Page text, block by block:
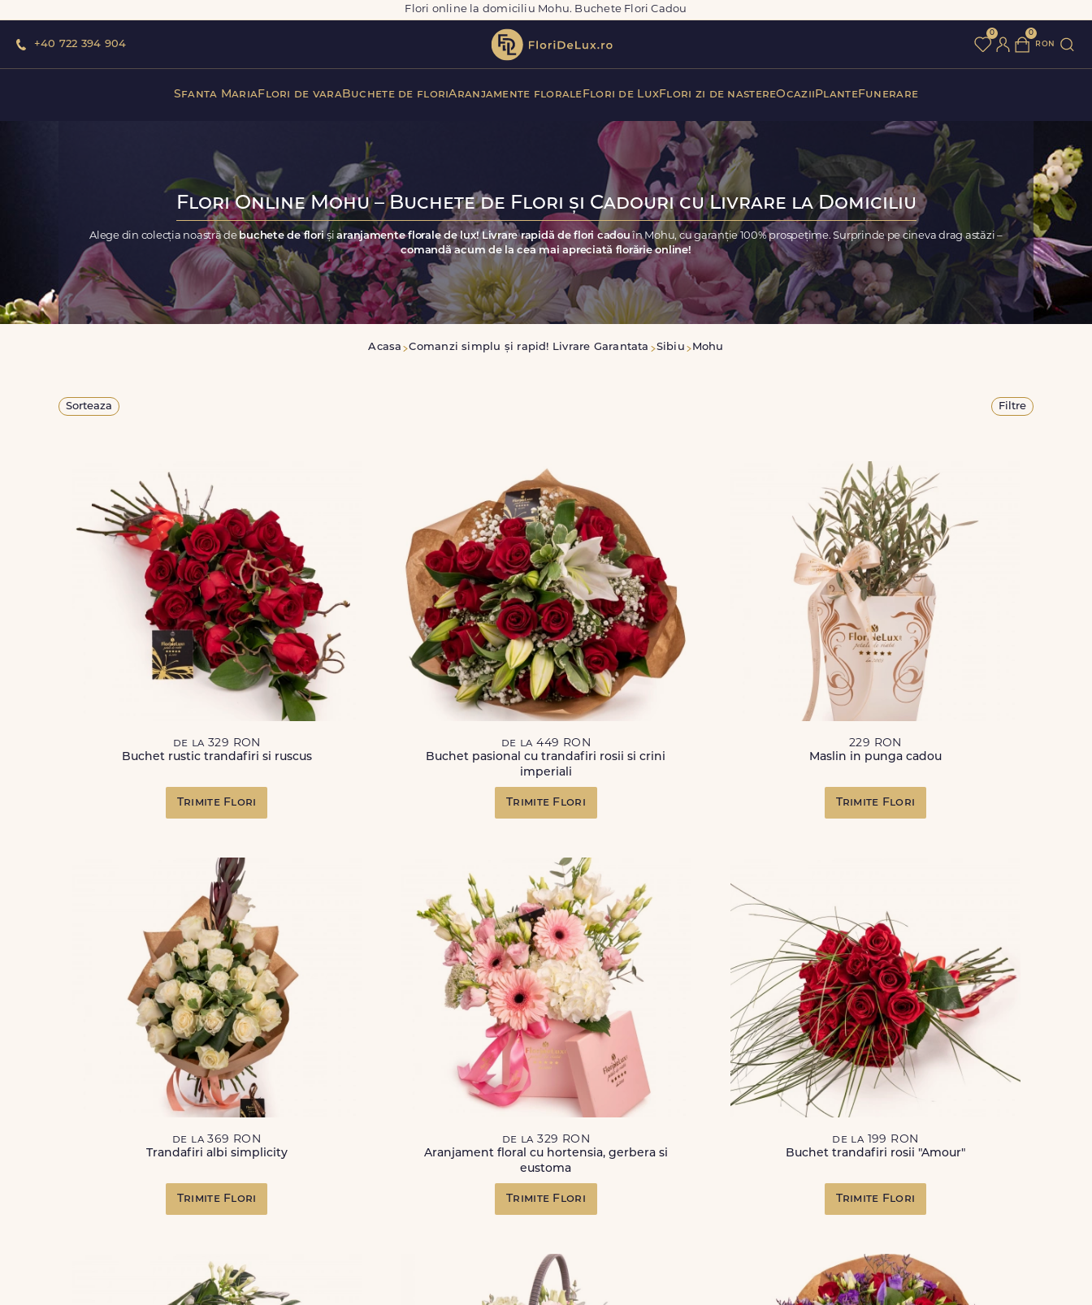
Flori online la domiciliu Mohu. Buchete Flori Cadou
+40 722 394 904
0 0
ron
Sfanta MariaFlori de varaBuchete de floriAranjamente florale Flori de LuxFlori zi de nastereOcazii PlanteFunerare
Flori Online Mohu – Buchete de Flori și Cadouri cu Livrare la Domiciliu
Alege din colecția noastră debuchete de florișiaranjamente florale de lux! Livrare rapidă de flori cadou în Mohu, cu garanție 100% prospețime. Surprinde pe cineva drag astăzi –
comandă acum de la cea mai apreciată florărie online!
Acasa Comanzi simplu și rapid! Livrare Garantata Sibiu Mohu
Sorteaza Filtre
de la 329 RON
Buchet rustic trandafiri si ruscus
Trimite Flori
de la 449 RON
Buchet pasional cu trandafiri rosii si crini
imperiali
Trimite Flori
229 RON
Maslin in punga cadou
Trimite Flori
de la 369 RON
Trandafiri albi simplicity
Trimite Flori
de la 329 RON
Aranjament floral cu hortensia, gerbera si
eustoma
Trimite Flori
de la 199 RON
Buchet trandafiri rosii "Amour"
Trimite Flori